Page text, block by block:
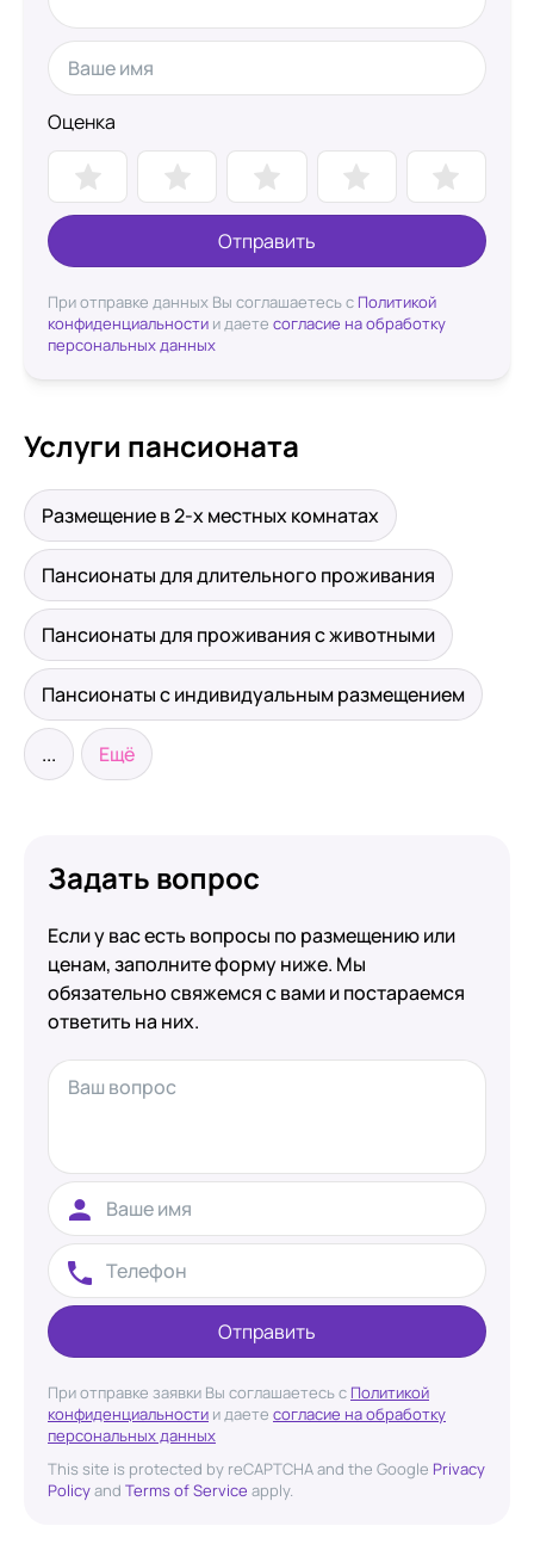
Оценка
Отправить
При отправке данных Вы соглашаетесь с Политикой
конфиденциальности и даете согласие на обработку
персональных данных
Услуги пансионата
Размещение в 2-х местных комнатах
Пансионаты для длительного проживания
Пансионаты для проживания с животными
Пансионаты с индивидуальным размещением
... Ещё
Задать вопрос
Если у вас есть вопросы по размещению или
ценам, заполните форму ниже. Мы
обязательно свяжемся с вами и постараемся
ответить на них.
Отправить
При отправке заявки Вы соглашаетесь с Политикой
конфиденциальности и даете согласие на обработку
персональных данных
This site is protected by reCAPTCHA and the Google Privacy
Policyand Terms of Service apply.